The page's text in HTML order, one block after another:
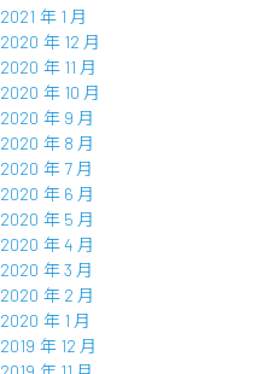
2021 年 1 月
2020 年 12 月
2020 年 11 月
2020 年 10 月
2020 年 9 月
2020 年 8 月
2020 年 7 月
2020 年 6 月
2020 年 5 月
2020 年 4 月
2020 年 3 月
2020 年 2 月
2020 年 1 月
2019 年 12 月